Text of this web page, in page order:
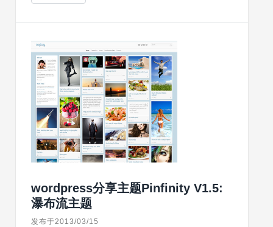
wordpress分享主题Pinfinity V1.5:
瀑布流主题
发布于2013/03/15